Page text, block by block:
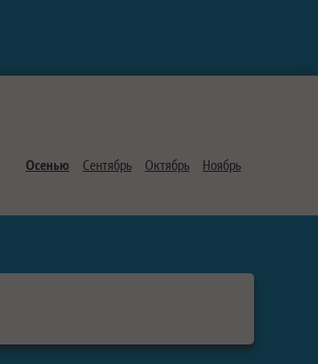
Осенью Сентябрь Октябрь Ноябрь